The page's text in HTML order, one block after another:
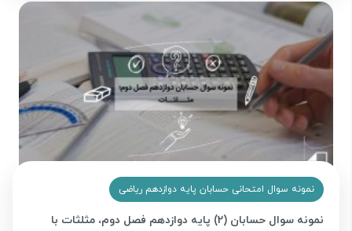
نمونه سوال امتحانی حسابان پایه دوازدهم ریاضی
نمونه سوال حسابان (2) پایه دوازدهم فصل دوم، مثلثات با